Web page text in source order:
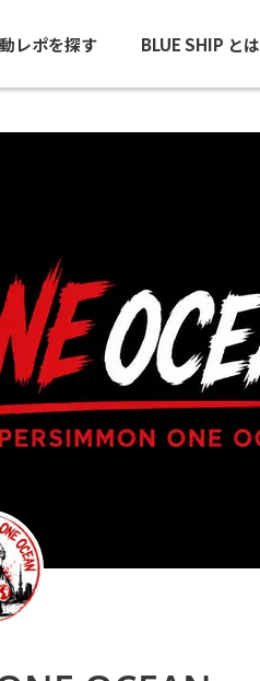
レポを探す BLUE SHIP とは